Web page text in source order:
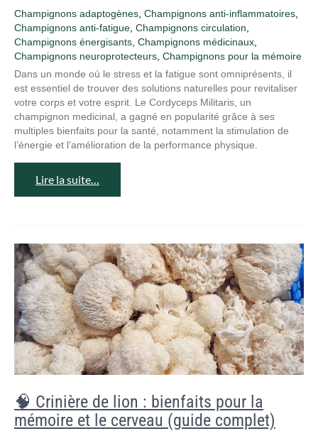
Champignons adaptogènes Champignons anti-inflammatoires
Champignons anti‑fatigue Champignons circulation
Champignons énergisants Champignons médicinaux
Champignons neuroprotecteurs Champignons pour la mémoire
Dans un monde où le stress et la fatigue sont omniprésents, il
est essentiel de trouver des solutions naturelles pour revitaliser
votre corps et votre esprit. Le Cordyceps Militaris, un
champignon medicinal, a gagné en popularité grâce à ses
multiples bienfaits pour la santé, notamment la stimulation de
l’énergie et l’amélioration de la performance physique.
Lire la suite…
🧠 Crinière de lion : bienfaits pour la
mémoire et le cerveau (guide complet)